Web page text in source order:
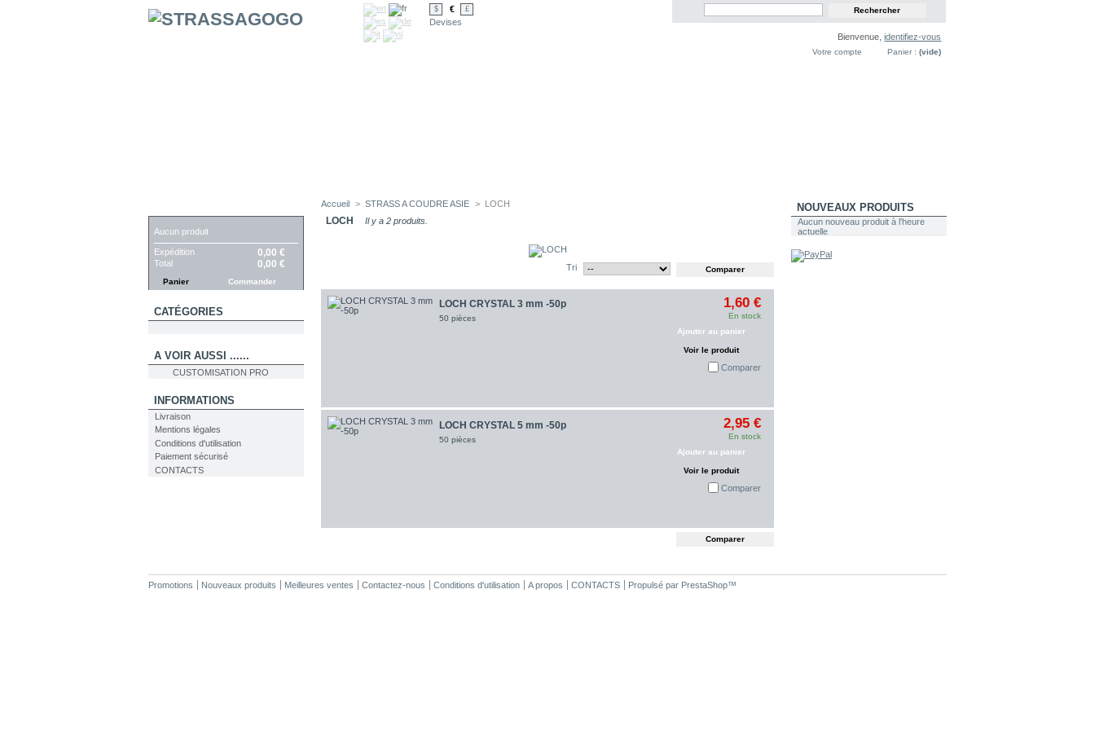
$ € £
Devises
Bienvenue,identifiez-vous
Panier : (vide)
Votre compte
Aucun produit
Expédition 0,00 €
Total 0,00 €
Panier Commander
CATÉGORIES
A VOIR AUSSI ......
CUSTOMISATION PRO
INFORMATIONS
Livraison
Mentions légales
Conditions d'utilisation
Paiement sécurisé
CONTACTS
Accueil > STRASS A COUDRE ASIE > LOCH
LOCH Il y a 2 produits.
Tri
LOCH CRYSTAL 3 mm -50p
50 pièces
1,60 €
En stock
Ajouter au panier
Voir le produit
Comparer
LOCH CRYSTAL 5 mm -50p
50 pièces
2,95 €
En stock
Ajouter au panier
Voir le produit
Comparer
NOUVEAUX PRODUITS
Aucun nouveau produit à l'heure
actuelle
Promotions Nouveaux produits Meilleures ventes Contactez-nous Conditions d'utilisation A propos CONTACTS Propulsé par PrestaShop™